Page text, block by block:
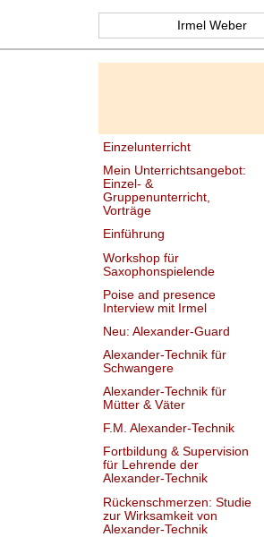
Irmel Weber
Einzelunterricht
Mein Unterrichtsangebot:
Einzel- &
Gruppenunterricht,
Vorträge
Einführung
Workshop für
Saxophonspielende
Poise and presence
Interview mit Irmel
Neu: Alexander-Guard
Alexander-Technik für
Schwangere
Alexander-Technik für
Mütter & Väter
F.M. Alexander-Technik
Fortbildung & Supervision
für Lehrende der
Alexander-Technik
Rückenschmerzen: Studie
zur Wirksamkeit von
Alexander-Technik